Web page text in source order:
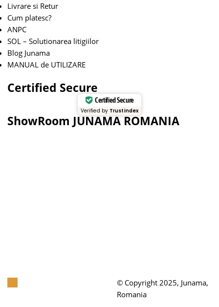
Livrare si Retur
Cum platesc?
ANPC
SOL – Solutionarea litigiilor
Blog Junama
MANUAL de UTILIZARE
Certified Secure
Certified Secure
Verified by Trustindex
ShowRoom JUNAMA ROMANIA
© Copyright 2025, Junama,
Romania